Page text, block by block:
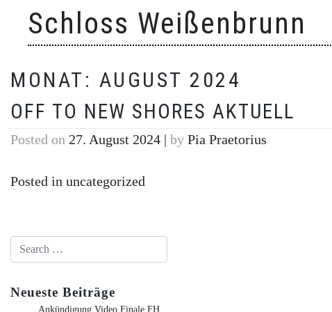
Schloss Weißenbrunn
MONAT: AUGUST 2024
OFF TO NEW SHORES AKTUELL
Posted on 27. August 2024 | by Pia Praetorius
Posted in uncategorized
Neueste Beiträge
Ankündigung Video Finale FH